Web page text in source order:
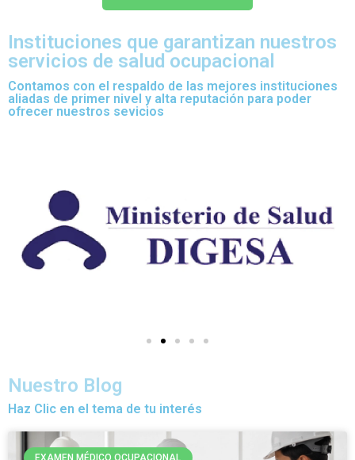
Instituciones que garantizan nuestros
servicios de salud ocupacional
Contamos con el respaldo de las mejores instituciones
aliadas de primer nivel y alta reputación para poder
ofrecer nuestros sevicios
Nuestro Blog
Haz Clic en el tema de tu interés